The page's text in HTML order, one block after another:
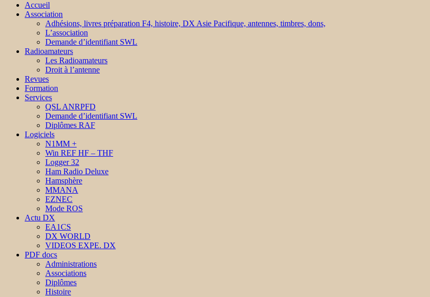
Accueil
Association
Adhésions, livres préparation F4, histoire, DX Asie Pacifique, antennes, timbres, dons,
L’association
Demande d’identifiant SWL
Radioamateurs
Les Radioamateurs
Droit à l’antenne
Revues
Formation
Services
QSL ANRPFD
Demande d’identifiant SWL
Diplômes RAF
Logiciels
N1MM +
Win REF HF – THF
Logger 32
Ham Radio Deluxe
Hamsphère
MMANA
EZNEC
Mode ROS
Actu DX
EA1CS
DX WORLD
VIDEOS EXPE. DX
PDF docs
Administrations
Associations
Diplômes
Histoire